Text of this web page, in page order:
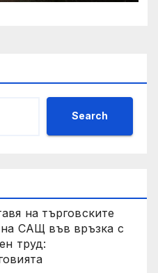
Search
на търговските
САЩ във връзка с
труд: